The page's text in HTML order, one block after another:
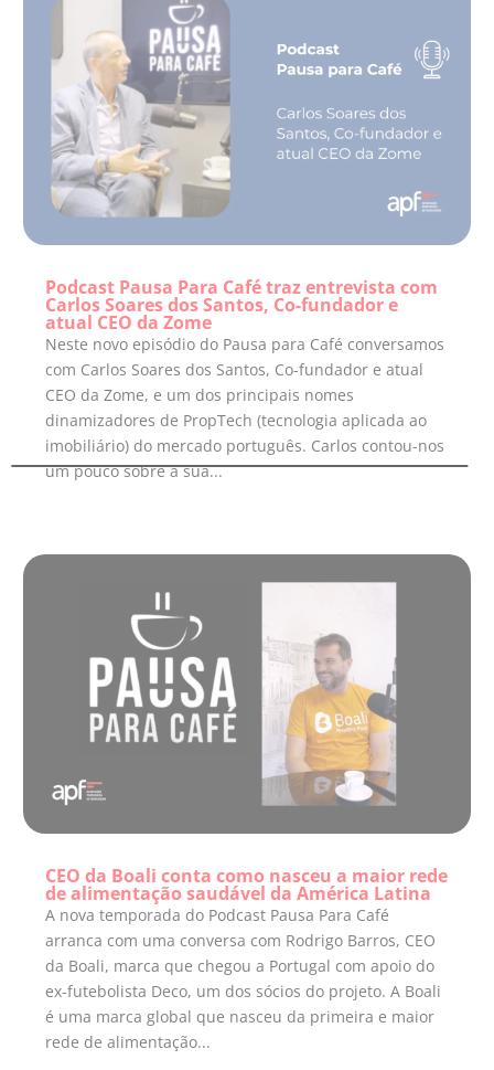
Podcast Pausa Para Café traz entrevista com
Carlos Soares dos Santos, Co-fundador e
atual CEO da Zome
Neste novo episódio do Pausa para Café conversamos
com Carlos Soares dos Santos, Co-fundador e atual
CEO da Zome, e um dos principais nomes
dinamizadores de PropTech (tecnologia aplicada ao
imobiliário) do mercado português. Carlos contou-nos
um pouco sobre a sua...
CEO da Boali conta como nasceu a maior rede
de alimentação saudável da América Latina
A nova temporada do Podcast Pausa Para Café
arranca com uma conversa com Rodrigo Barros, CEO
da Boali, marca que chegou a Portugal com apoio do
ex-futebolista Deco, um dos sócios do projeto. A Boali
é uma marca global que nasceu da primeira e maior
rede de alimentação...